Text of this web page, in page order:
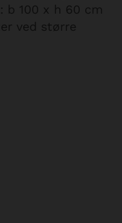
b 100 x h 60 cm
ved større